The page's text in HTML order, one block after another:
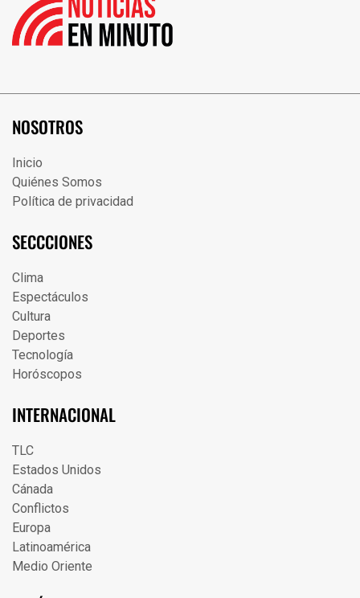
NOSOTROS
Inicio
Quiénes Somos
Política de privacidad
SECCCIONES
Clima
Espectáculos
Cultura
Deportes
Tecnología
Horóscopos
INTERNACIONAL
TLC
Estados Unidos
Cánada
Conflictos
Europa
Latinoamérica
Medio Oriente